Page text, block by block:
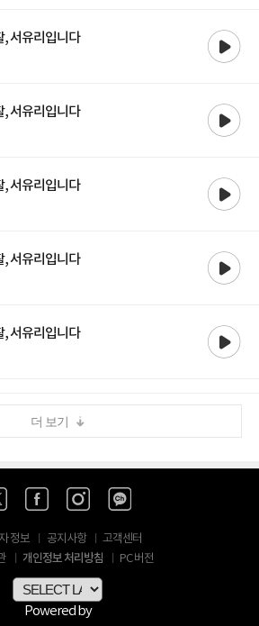
서유리입니다
서유리입니다
서유리입니다
서유리입니다
서유리입니다
더 보기
정보 공지사항
고객센터
개인정보 처리방침 PC 버전
Powered by